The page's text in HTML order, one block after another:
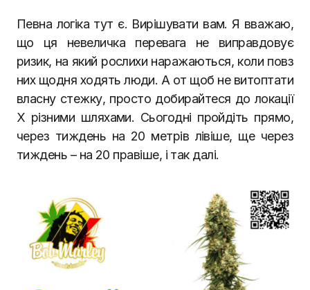
Певна логіка тут є. Вирішувати вам. Я вважаю,
що ця невеличка перевага не виправдовує
ризик, на який рослихи наражаються, коли повз
них щодня ходять люди. А от щоб не витоптати
власну стежку, просто добирайтеся до локації
Х різними шляхами. Сьогодні пройдіть прямо,
через тиждень на 20 метрів лівіше, ще через
тиждень – на 20 правіше, і так далі.